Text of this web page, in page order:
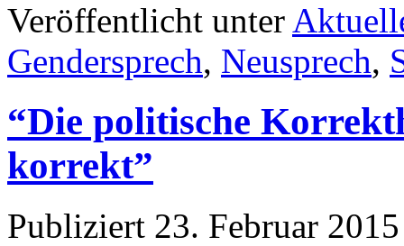
Veröffentlicht unter
Gendersprech, Neusprech,
“Die politische
korrekt”
Publiziert 23. Februar 2015